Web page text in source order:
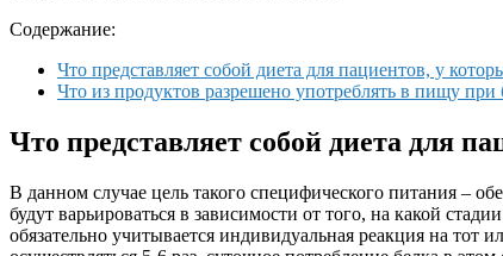
Содержание:
Что представляет собой диета для пациентов, у
Что из продуктов разрешено употреблять в пищу при
Что представляет собой диета для
В данном случае цель такого специфического питания –
будут варьироваться в зависимости от того, на какой
обязательно учитывается индивидуальная реакция на